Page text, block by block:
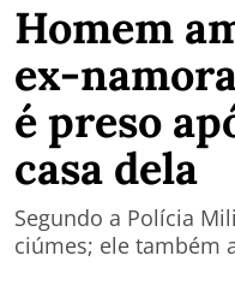
Homem
ex-
é preso
casa dela
Segundo a Polícia
ciúmes; ele também